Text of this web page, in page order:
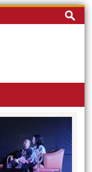
Cari
untuk: